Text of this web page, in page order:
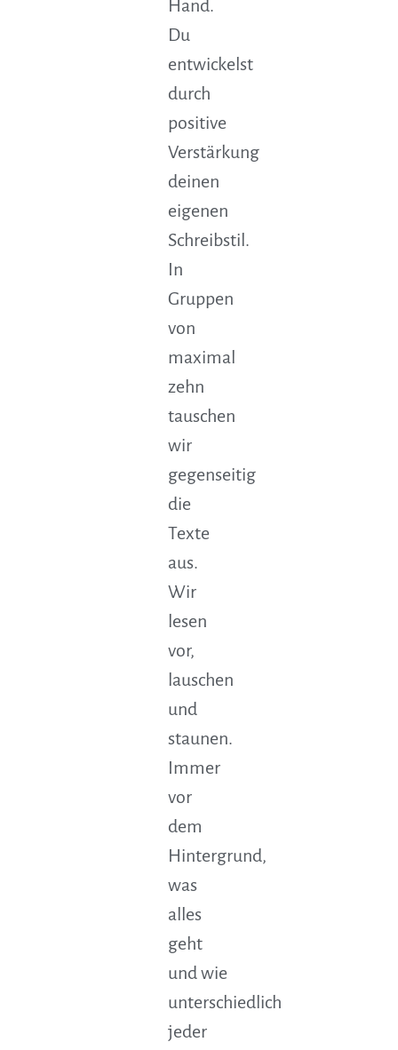
Hand.
Du
entwickelst
durch
positive
Verstärkung
deinen
eigenen
Schreibstil.
In
Gruppen
von
maximal
zehn
tauschen
wir
gegenseitig
die
Texte
aus.
Wir
lesen
vor,
lauschen
und
staunen.
Immer
vor
dem
Hintergrund,
was
alles
geht
und wie
unterschiedlich
jeder